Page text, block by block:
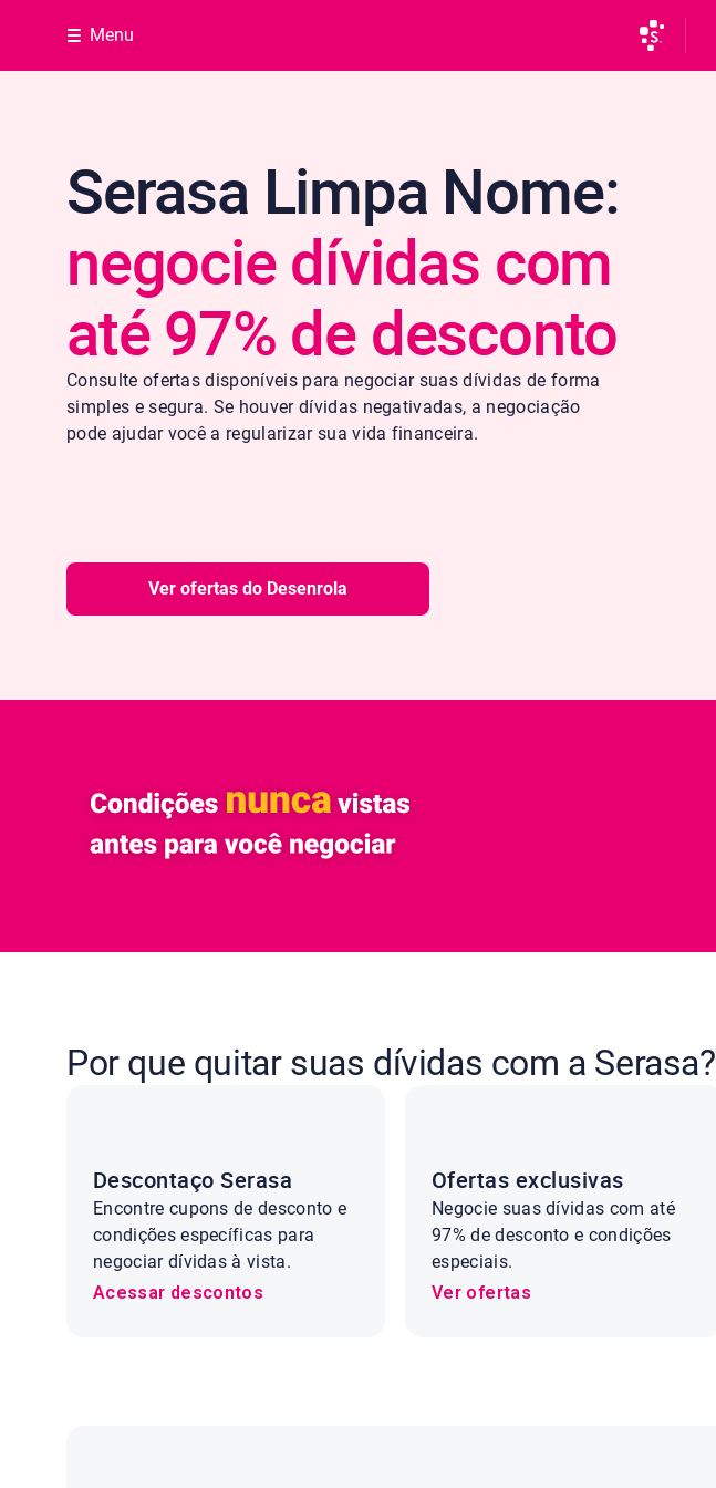
Menu
Serasa Limpa Nome:
negocie dívidas com
até 97% de desconto
Consulte ofertas disponíveis para negociar suas dívidas de forma
simples e segura. Se houver dívidas negativadas, a negociação
pode ajudar você a regularizar sua vida financeira.
Ver ofertas do Desenrola
Por que quitar suas dívidas com a Serasa?
Descontaço Serasa
Encontre cupons de desconto e
condições específicas para
negociar dívidas à vista.
Acessar descontos
Ofertas exclusivas
Negocie suas dívidas com até
97% de desconto e condições
especiais.
Ver ofertas